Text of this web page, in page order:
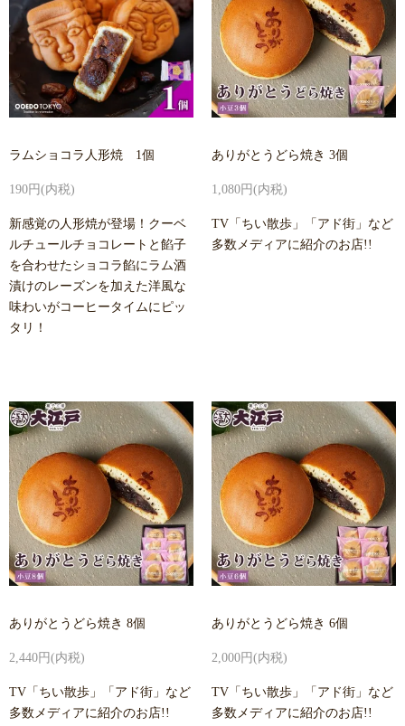
ラムショコラ人形焼 1個
190円(内税)
新感覚の人形焼が登場！クーベ
ルチュールチョコレートと餡子
を合わせたショコラ餡にラム酒
漬けのレーズンを加えた洋風な
味わいがコーヒータイムにピッ
タリ！
ありがとうどら焼き 3個
1,080円(内税)
TV「ちい散歩」「アド街」など
多数メディアに紹介のお店!!
ありがとうどら焼き 8個
2,440円(内税)
TV「ちい散歩」「アド街」など
多数メディアに紹介のお店!!
ありがとうどら焼き 6個
2,000円(内税)
TV「ちい散歩」「アド街」など
多数メディアに紹介のお店!!